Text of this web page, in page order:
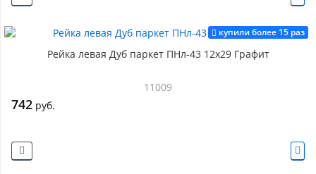
купили более 15 раз
Рейка левая Дуб паркет ПНл-43 12х29 Графит
11009
742 руб.